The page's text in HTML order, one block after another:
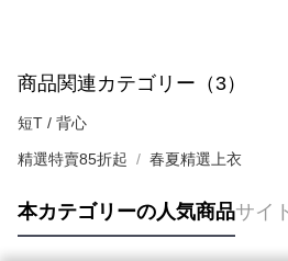
商品関連カテゴリー（3）
短T / 背心
精選特賣85折起 春夏精選上衣
本カテゴリーの人気商品サイ